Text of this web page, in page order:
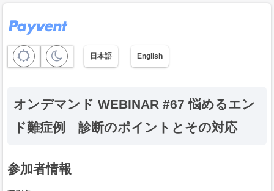
日本語 English
オンデマンド WEBINAR #67 悩めるエン
ド難症例 診断のポイントとその対応
参加者情報